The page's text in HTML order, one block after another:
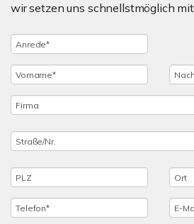
wir setzen uns schnellstmöglich